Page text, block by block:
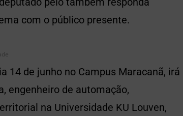
com o público presente.
14 de junho no Campus Maracanã, irá
engenheiro de automação,
na Universidade KU Louven,